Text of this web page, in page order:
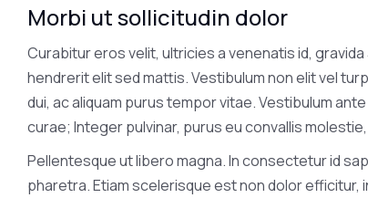
Morbi ut sollicitudin dolor
Curabitur eros velit, ultricies a venenatis id,
hendrerit elit sed mattis. Vestibulum non elit vel
dui, ac aliquam purus tempor vitae. Vestibulum
curae; Integer pulvinar, purus eu convallis
Pellentesque ut libero magna. In consectetur id
pharetra. Etiam scelerisque est non dolor efficitur,